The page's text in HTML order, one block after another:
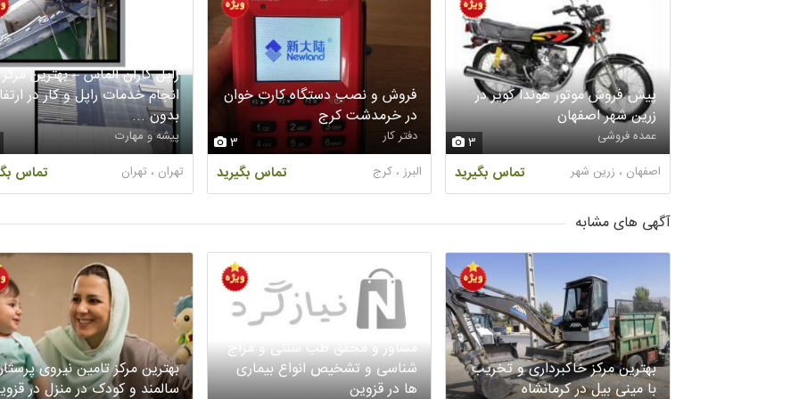
3
پیش فروش موتور هوندا کویر در
زرین شهر اصفهان
عمده فروشی
تماس بگیرید اصفهان ، زرین شهر
3
فروش و نصب دستگاه کارت خوان
در خرمدشت کرج
دفتر کار
تماس بگیرید البرز ، کرج
راپل کاران الماس – بهترین مرکز
انجام خدمات راپل و کار در
بدون ...
پیشه و مهارت
تماس تهران ، تهران
آگهی های مشابه
بهترین مرکز خاکبرداری و تخریب
با مینی بیل در کرمانشاه
مشاور و محقق طب سنتی و مزاج
شناسی و تشخیص انواع بیماری
ها در قزوین
بهترین مرکز تامین نیروی
سالمند و کودک در منزل در